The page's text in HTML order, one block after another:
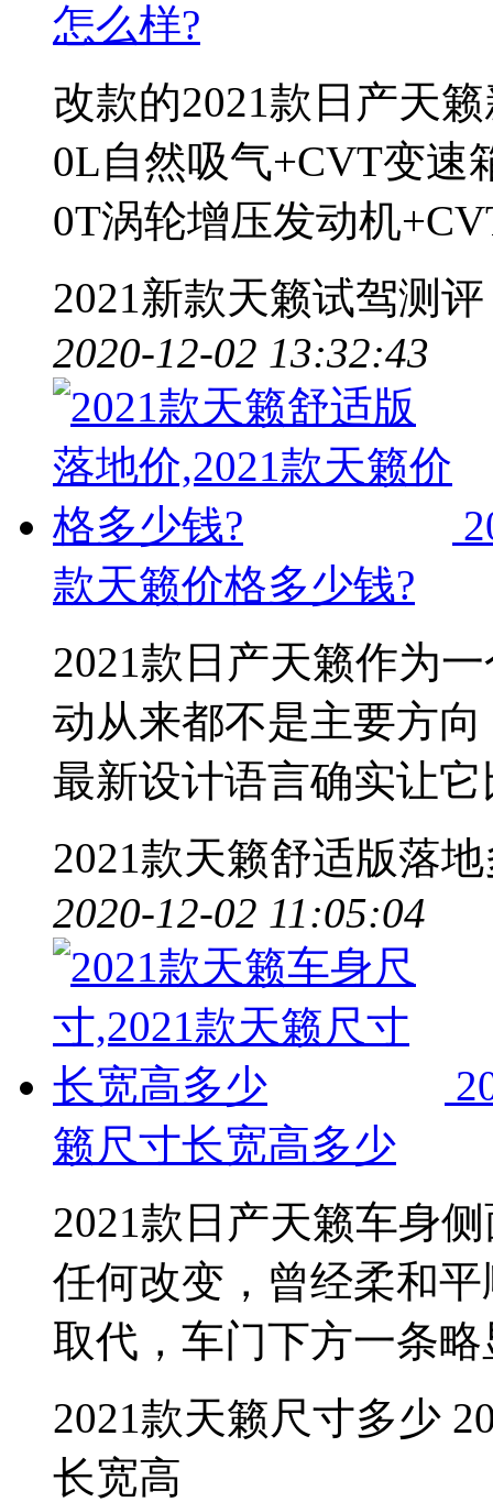
怎么样?
改款的2021款日产天
0L自然吸气+CVT变速
0T涡轮增压发动机
2021新款天籁试驾测评
2020-12-02 13:32:43
款天籁价格多少钱?
2021款日产天籁作为
动从来都不是主要方
最新设计语言确实让
2021款天籁舒适版落
2020-12-02 11:05:04
籁尺寸长宽高多少
2021款日产天籁车身
任何改变，曾经柔和
取代，车门下方一条
2021款天籁尺寸多少
长宽高